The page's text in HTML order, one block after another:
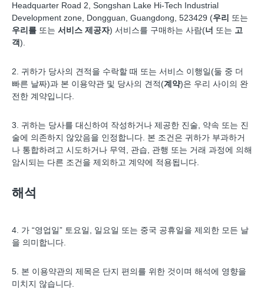
Headquarter Road 2, Songshan Lake Hi-Tech Industrial
Development zone, Dongguan, Guangdong, 523429 (우리 또는
우리를 또는 서비스 제공자) 서비스를 구매하는 사람(너 또는 고
객).
2. 귀하가 당사의 견적을 수락할 때 또는 서비스 이행일(둘 중 더
빠른 날짜)과 본 이용약관 및 당사의 견적(계약)은 우리 사이의 완
전한 계약입니다.
3. 귀하는 당사를 대신하여 작성하거나 제공한 진술, 약속 또는 진
술에 의존하지 않았음을 인정합니다. 본 조건은 귀하가 부과하거
나 통합하려고 시도하거나 무역, 관습, 관행 또는 거래 과정에 의해
암시되는 다른 조건을 제외하고 계약에 적용됩니다.
해석
4. 가 “영업일” 토요일, 일요일 또는 중국 공휴일을 제외한 모든 날
을 의미합니다.
5. 본 이용약관의 제목은 단지 편의를 위한 것이며 해석에 영향을
미치지 않습니다.